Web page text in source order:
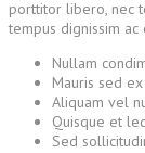
porttitor libero, nec
tempus dignissim ac
Nullam
Mauris sed
Aliquam vel
Quisque et
Sed